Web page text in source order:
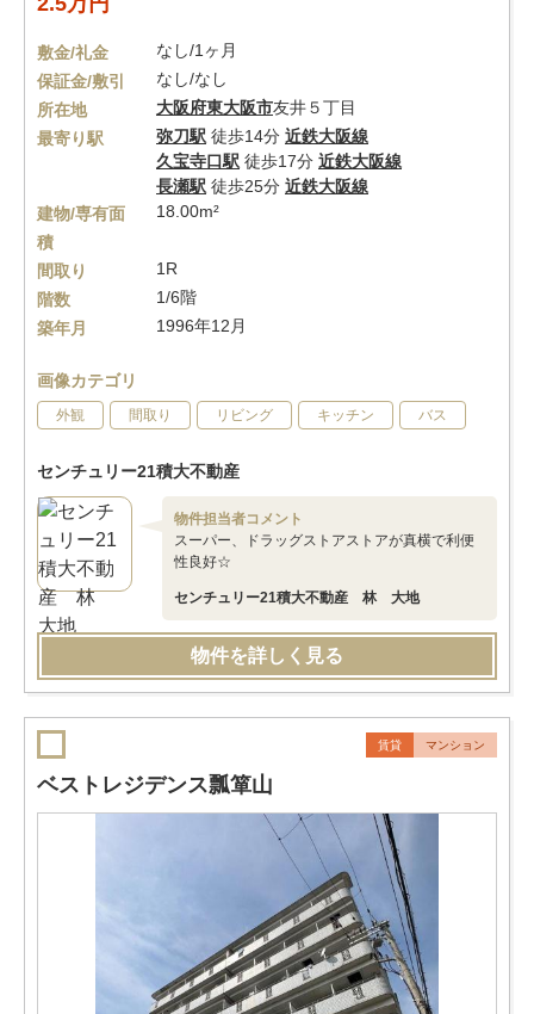
敷金/礼金
なし/1ヶ月
保証金/敷引
なし/なし
所在地
大阪府東大阪市友井５丁目
最寄り駅
弥刀駅 徒歩14分 近鉄大阪線
久宝寺口駅 徒歩17分 近鉄大阪線
長瀬駅 徒歩25分 近鉄大阪線
建物/専有面
積
18.00m²
間取り
1R
階数
1/6階
築年月
1996年12月
画像カテゴリ
外観 間取り リビング キッチン バス
センチュリー21積大不動産
物件担当者コメント
スーパー、ドラッグストアストアが真横で利便
性良好☆
センチュリー21積大不動産 林 大地
物件を詳しく見る
賃貸 マンション
ベストレジデンス瓢箪山